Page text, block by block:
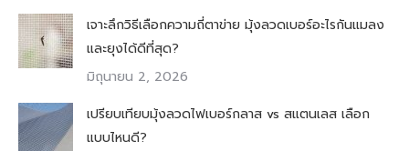
เจาะลึกวิธีเลือกความถี่ตาข่าย มุ้งลวดเบอร์อะไรกันแมลง
และยุงได้ดีที่สุด?
มิถุนายน 2, 2026
เปรียบเทียบมุ้งลวดไฟเบอร์กลาส vs สแตนเลส เลือก
แบบไหนดี?